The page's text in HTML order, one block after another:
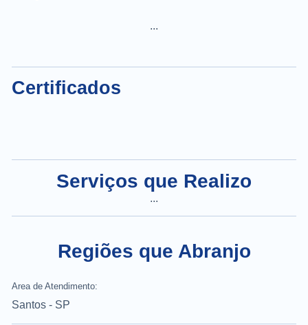
...
Certificados
Serviços que Realizo
...
Regiões que Abranjo
Area de Atendimento:
Santos - SP